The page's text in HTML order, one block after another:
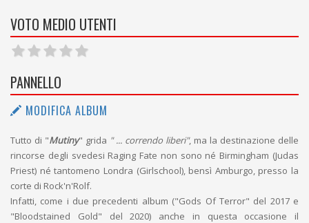
VOTO MEDIO UTENTI
PANNELLO
MODIFICA ALBUM
Tutto di "Mutiny" grida " ... correndo liberi", ma la destinazione delle
rincorse degli svedesi Raging Fate non sono né Birmingham (Judas
Priest) né tantomeno Londra (Girlschool), bensì Amburgo, presso la
corte di Rock'n'Rolf.
Infatti, come i due precedenti album ("Gods Of Terror" del 2017 e
"Bloodstained Gold" del 2020) anche in questa occasione il